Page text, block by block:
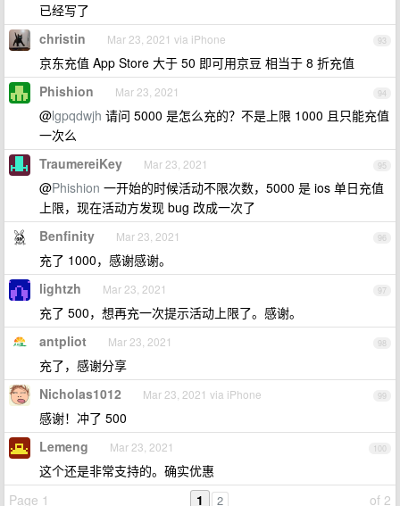
已经写了
93
christin Mar 23, 2021 via iPhone
京东充值 App Store 大于 50 即可用京豆 相当于 8 折充值
94
Phishion Mar 23, 2021
@lgpqdwjh 请问 5000 是怎么充的？不是上限 1000 且只能充值
一次么
95
TraumereiKey Mar 23, 2021
@Phishion 一开始的时候活动不限次数，5000 是 ios 单日充值
上限，现在活动方发现 bug 改成一次了
96
Benfinity Mar 23, 2021
充了 1000，感谢感谢。
97
lightzh Mar 23, 2021
充了 500，想再充一次提示活动上限了。感谢。
98
antpliot Mar 23, 2021
充了，感谢分享
99
Nicholas1012 Mar 23, 2021 via iPhone
感谢！冲了 500
100
Lemeng Mar 23, 2021
这个还是非常支持的。确实优惠
Page 1
of 2
1 2